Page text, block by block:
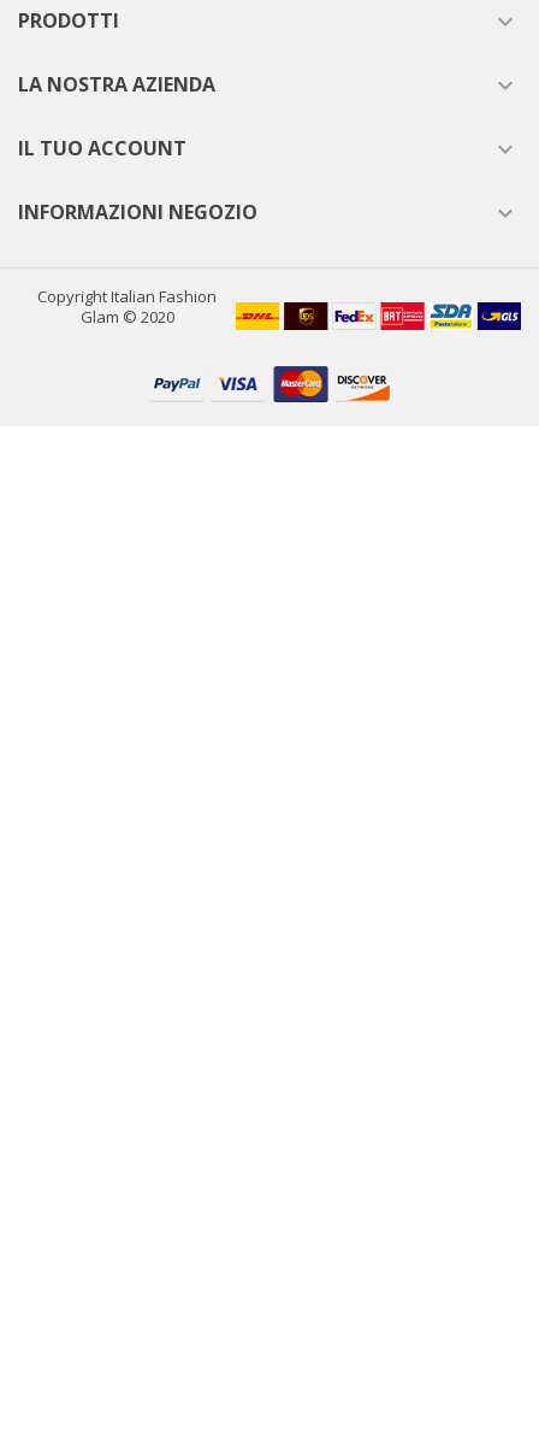
PRODOTTI 
LA NOSTRA AZIENDA 
IL TUO ACCOUNT 
INFORMAZIONI NEGOZIO 
Copyright Italian Fashion
Glam © 2020